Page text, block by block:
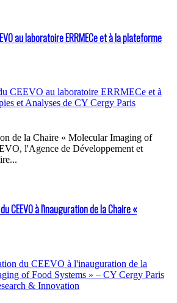
au laboratoire ERRMECe et à la plateforme
de la Chaire « Molecular Imaging of
l'Agence de Développement et
CEEVO à l'inauguration de la Chaire «